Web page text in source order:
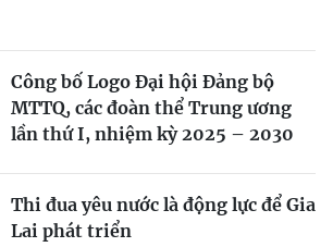
Công bố Logo Đại hội Đảng bộ
MTTQ, các đoàn thể Trung ương
lần thứ I, nhiệm kỳ 2025 – 2030
Thi đua yêu nước là động lực để Gia
Lai phát triển